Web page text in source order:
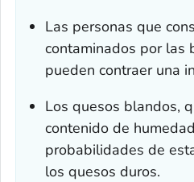
Las personas que
contaminados por las
pueden contraer una
Los quesos blandos,
contenido de
probabilidades de
los quesos duros.